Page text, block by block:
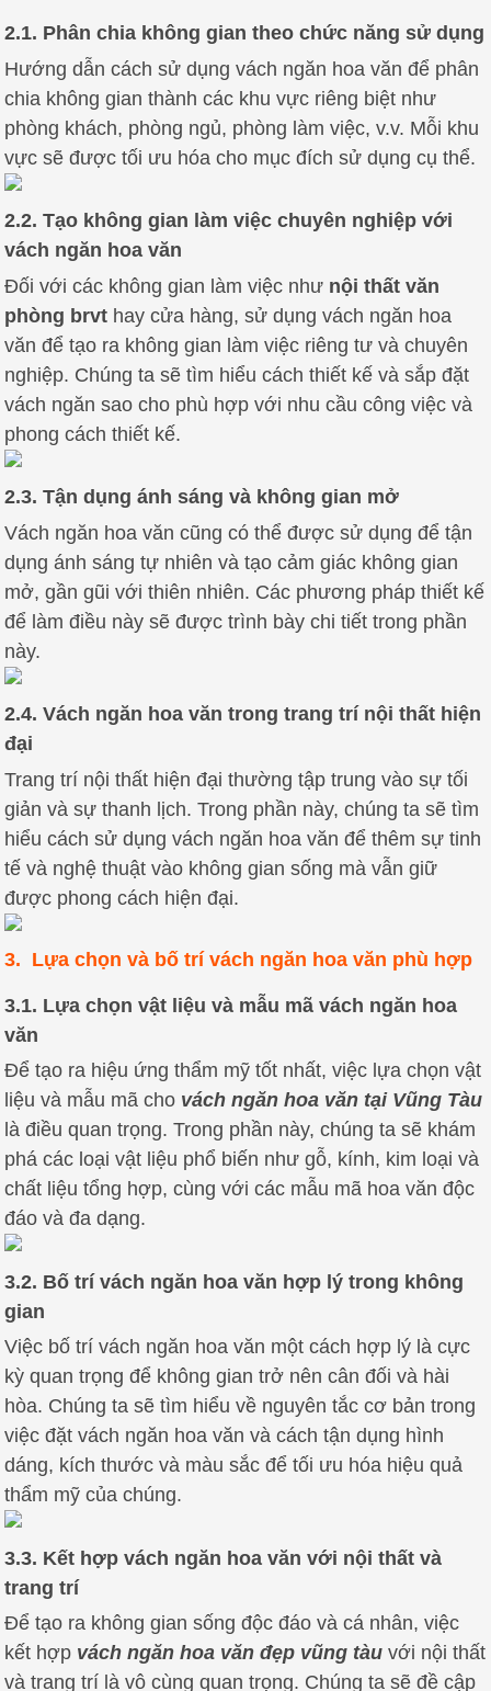
2.1. Phân chia không gian theo chức năng sử dụng
Hướng dẫn cách sử dụng vách ngăn hoa văn để phân
chia không gian thành các khu vực riêng biệt như
phòng khách, phòng ngủ, phòng làm việc, v.v. Mỗi khu
vực sẽ được tối ưu hóa cho mục đích sử dụng cụ thể.
2.2. Tạo không gian làm việc chuyên nghiệp với
vách ngăn hoa văn
Đối với các không gian làm việc như nội thất văn
phòng brvt hay cửa hàng, sử dụng vách ngăn hoa
văn để tạo ra không gian làm việc riêng tư và chuyên
nghiệp. Chúng ta sẽ tìm hiểu cách thiết kế và sắp đặt
vách ngăn sao cho phù hợp với nhu cầu công việc và
phong cách thiết kế.
2.3. Tận dụng ánh sáng và không gian mở
Vách ngăn hoa văn cũng có thể được sử dụng để tận
dụng ánh sáng tự nhiên và tạo cảm giác không gian
mở, gần gũi với thiên nhiên. Các phương pháp thiết kế
để làm điều này sẽ được trình bày chi tiết trong phần
này.
2.4. Vách ngăn hoa văn trong trang trí nội thất hiện
đại
Trang trí nội thất hiện đại thường tập trung vào sự tối
giản và sự thanh lịch. Trong phần này, chúng ta sẽ tìm
hiểu cách sử dụng vách ngăn hoa văn để thêm sự tinh
tế và nghệ thuật vào không gian sống mà vẫn giữ
được phong cách hiện đại.
3. Lựa chọn và bố trí vách ngăn hoa văn phù hợp
3.1. Lựa chọn vật liệu và mẫu mã vách ngăn hoa
văn
Để tạo ra hiệu ứng thẩm mỹ tốt nhất, việc lựa chọn vật
liệu và mẫu mã cho vách ngăn hoa văn tại Vũng Tàu
là điều quan trọng. Trong phần này, chúng ta sẽ khám
phá các loại vật liệu phổ biến như gỗ, kính, kim loại và
chất liệu tổng hợp, cùng với các mẫu mã hoa văn độc
đáo và đa dạng.
3.2. Bố trí vách ngăn hoa văn hợp lý trong không
gian
Việc bố trí vách ngăn hoa văn một cách hợp lý là cực
kỳ quan trọng để không gian trở nên cân đối và hài
hòa. Chúng ta sẽ tìm hiểu về nguyên tắc cơ bản trong
việc đặt vách ngăn hoa văn và cách tận dụng hình
dáng, kích thước và màu sắc để tối ưu hóa hiệu quả
thẩm mỹ của chúng.
3.3. Kết hợp vách ngăn hoa văn với nội thất và
trang trí
Để tạo ra không gian sống độc đáo và cá nhân, việc
kết hợp vách ngăn hoa văn đẹp vũng tàu với nội thất
và trang trí là vô cùng quan trọng. Chúng ta sẽ đề cập